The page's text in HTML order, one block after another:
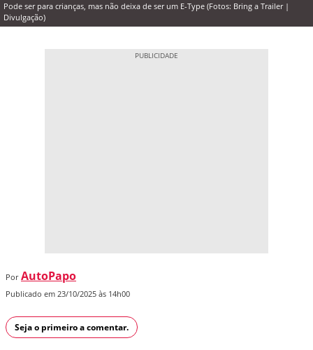
Pode ser para crianças, mas não deixa de ser um E-Type (Fotos: Bring a Trailer |
Divulgação)
Por AutoPapo
Publicado em 23/10/2025 às 14h00
Seja o primeiro a comentar.